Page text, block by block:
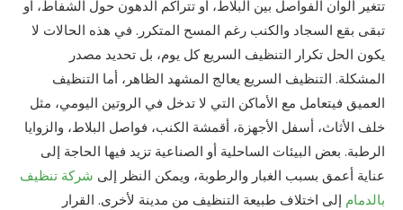
تتغير ألوان الفواصل بين البلاط، أو تتراكم الدهون حول الشفاط، أو
تبقى بقع السجاد والكنب رغم المسح المتكرر. في هذه الحالات لا
يكون الحل تكرار التنظيف السريع كل يوم، بل تحديد مصدر
المشكلة. التنظيف السريع يعالج المشهد الظاهر، أما التنظيف
العميق فيتعامل مع الأماكن التي لا تدخل في الروتين اليومي، مثل
خلف الأثاث، أسفل الأجهزة، أقمشة الكنب، فواصل البلاط، والزوايا
الرطبة. بعض البيئات الساحلية أو الصناعية تزيد فيها الحاجة إلى
عناية أعمق بسبب الغبار والرطوبة، ويمكن النظر إلى شركة تنظيف
بالدمام إلى اختلاف طبيعة التنظيف من مدينة لأخرى. القرار